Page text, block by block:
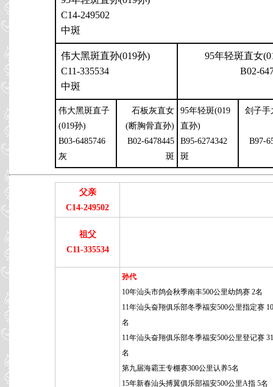
C14-249502
中斑
伟大黑斑直孙(019孙)
C11-335534
中斑
95年轻斑直女
B02-
伟大黑斑直子
(019孙)
B03-6485746
灰
石板灰直女
(断胸骨直孙)
B02-6478445
斑
95年轻斑(019
直孙)
B95-6274342
斑
刽子手
B97-
父亲
C14-249502
祖父
C11-335534
孙代
10年汕头市鸽会秋季南丰500公里幼鸽赛 2名
11年汕头奋翔俱乐部冬季福安500公里指定赛
名
11年汕头奋翔俱乐部冬季福安500公里登记赛
名
第九届海霸王专棚赛300公里认养5名
15年新春汕头搏翼俱乐部福安500公里A指 5名